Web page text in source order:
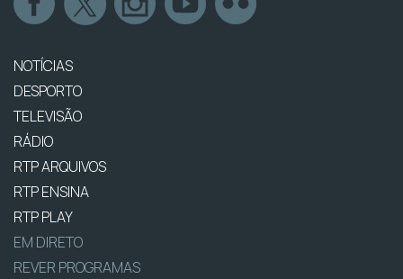
NOTÍCIAS
DESPORTO
TELEVISÃO
RÁDIO
RTP ARQUIVOS
RTP ENSINA
RTP PLAY
EM DIRETO
REVER PROGRAMAS